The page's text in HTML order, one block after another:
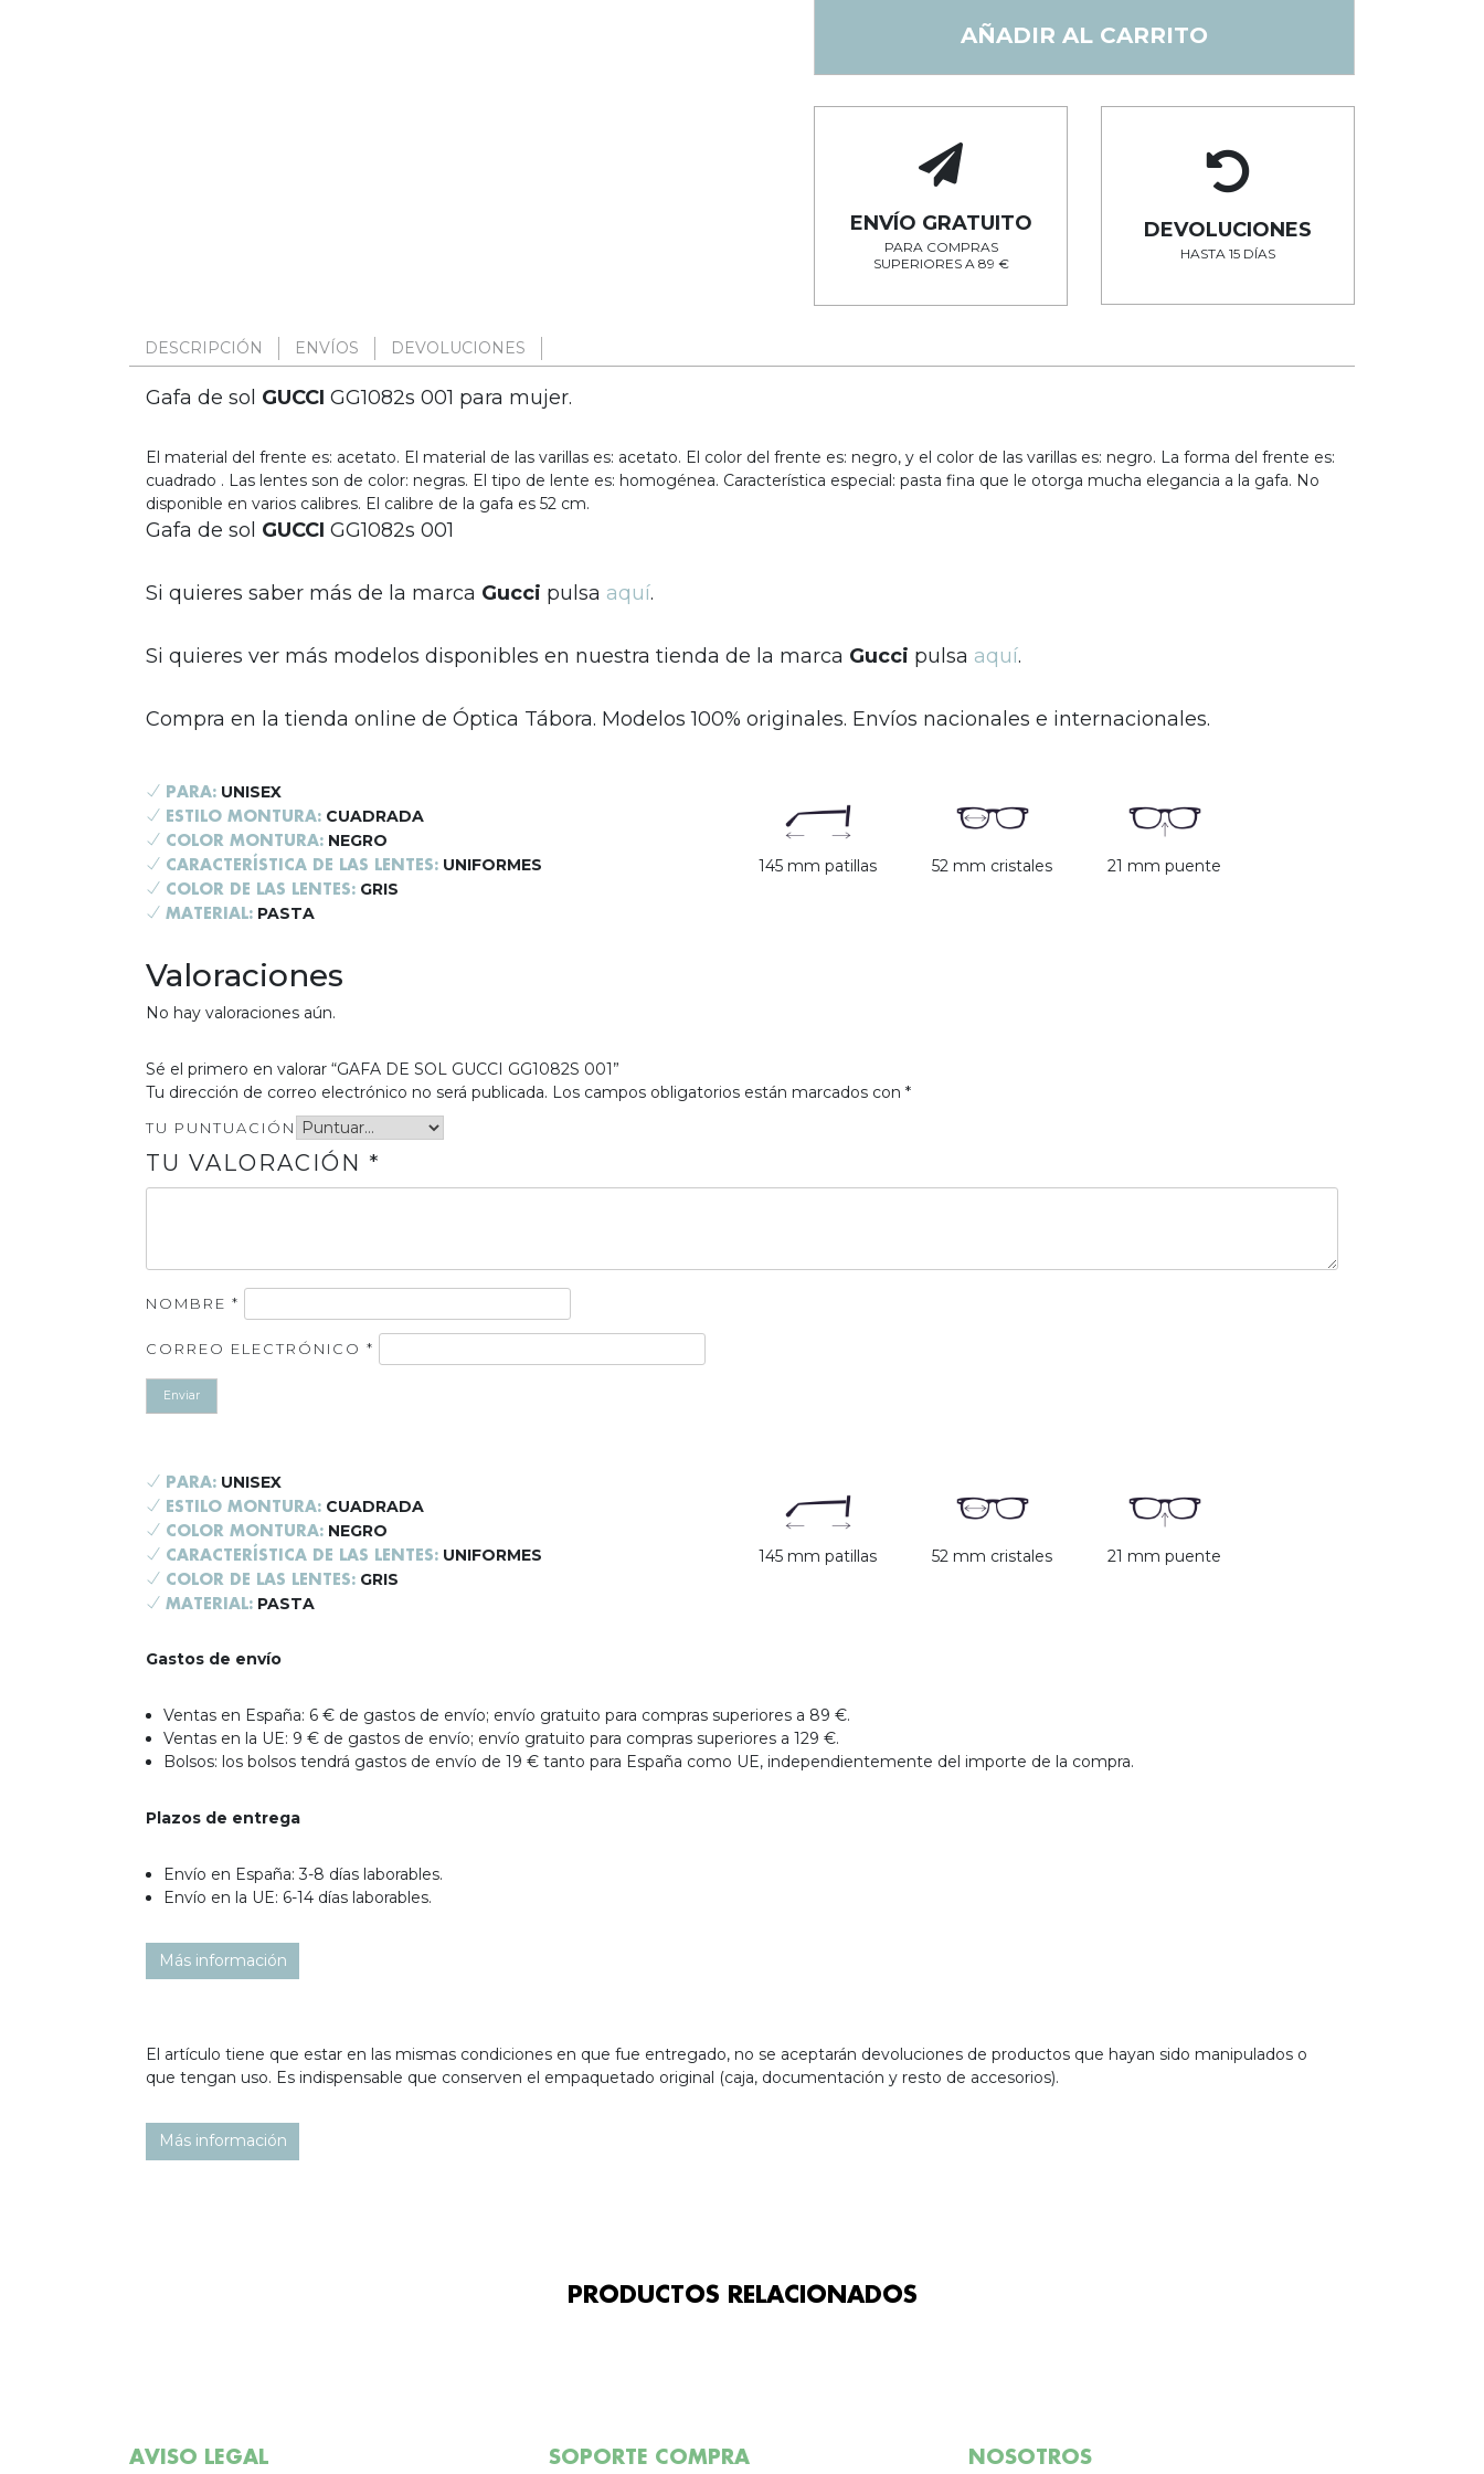
AÑADIR AL CARRITO
ENVÍO GRATUITO
PARA COMPRAS
SUPERIORES A 89 €
DEVOLUCIONES
HASTA 15 DÍAS
DESCRIPCIÓN ENVÍOS DEVOLUCIONES
Gafa de sol GUCCI GG1082s 001 para mujer.
El material del frente es: acetato. El material de las varillas es: acetato. El color del frente es: negro, y el color de las varillas es: negro. La forma del frente es:
cuadrado . Las lentes son de color: negras. El tipo de lente es: homogénea. Característica especial: pasta fina que le otorga mucha elegancia a la gafa. No
disponible en varios calibres. El calibre de la gafa es 52 cm.
Gafa de sol GUCCI GG1082s 001
Si quieres saber más de la marca Gucci pulsa aquí.
Si quieres ver más modelos disponibles en nuestra tienda de la marca Gucci pulsa aquí.
Compra en la tienda online de Óptica Tábora. Modelos 100% originales. Envíos nacionales e internacionales.
PARA: UNISEX
ESTILO MONTURA: CUADRADA
COLOR MONTURA: NEGRO
CARACTERÍSTICA DE LAS LENTES: UNIFORMES
COLOR DE LAS LENTES: GRIS
MATERIAL: PASTA
145 mm patillas 52 mm cristales 21 mm puente
Valoraciones
No hay valoraciones aún.
Sé el primero en valorar “GAFA DE SOL GUCCI GG1082S 001”
Tu dirección de correo electrónico no será publicada. Los campos obligatorios están marcados con *
TU PUNTUACIÓN
TU VALORACIÓN *
NOMBRE *
CORREO ELECTRÓNICO *
PARA: UNISEX
ESTILO MONTURA: CUADRADA
COLOR MONTURA: NEGRO
CARACTERÍSTICA DE LAS LENTES: UNIFORMES
COLOR DE LAS LENTES: GRIS
MATERIAL: PASTA
145 mm patillas 52 mm cristales 21 mm puente
Gastos de envío
Ventas en España: 6 € de gastos de envío; envío gratuito para compras superiores a 89 €.
Ventas en la UE: 9 € de gastos de envío; envío gratuito para compras superiores a 129 €.
Bolsos: los bolsos tendrá gastos de envío de 19 € tanto para España como UE, independientemente del importe de la compra.
Plazos de entrega
Envío en España: 3-8 días laborables.
Envío en la UE: 6-14 días laborables.
Más información
El artículo tiene que estar en las mismas condiciones en que fue entregado, no se aceptarán devoluciones de productos que hayan sido manipulados o
que tengan uso. Es indispensable que conserven el empaquetado original (caja, documentación y resto de accesorios).
Más información
PRODUCTOS RELACIONADOS
AVISO LEGAL SOPORTE COMPRA NOSOTROS